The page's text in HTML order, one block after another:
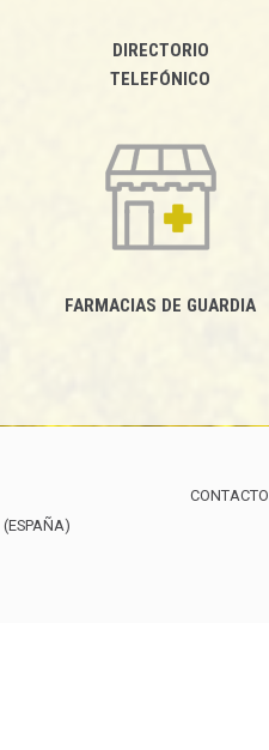
DIRECTORIO
TELEFÓNICO
FARMACIAS DE GUARDIA
(ESPAÑA)
CONTACTO